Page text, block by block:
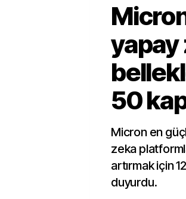
yapay
50
Micron en
zeka
artırmak için
duyurdu.